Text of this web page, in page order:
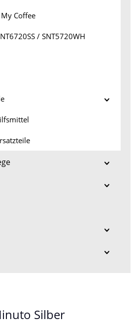
Coffee
/ SNT5720WH
Silber